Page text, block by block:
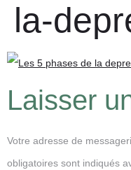
la-
Laisser
Votre adresse de
obligatoires sont indiqués